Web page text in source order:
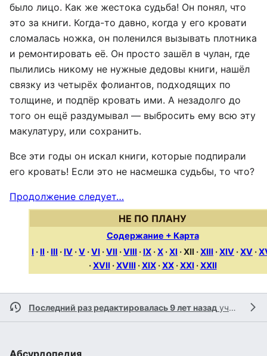
было лицо. Как же жестока судьба! Он понял, что
это за книги. Когда-то давно, когда у его кровати
сломалась ножка, он поленился вызывать плотника
и ремонтировать её. Он просто зашёл в чулан, где
пылились никому не нужные дедовы книги, нашёл
связку из четырёх фолиантов, подходящих по
толщине, и подпёр кровать ими. А незадолго до
того он ещё раздумывал — выбросить ему всю эту
макулатуру, или сохранить.
Все эти годы он искал книги, которые подпирали
его кровать! Если это не насмешка судьбы, то что?
Продолжение следует…
НЕ ПО ПЛАНУ
Содержание + Карта
I · II · III · IV ·V ·VI ·VII ·VIII · IX ·X ·XI ·XII ·XIII ·XIV ·XV ·
·XVII·XVIII·XIX·XX·XXI·XXII
Последний раз редактировалась 9 лет назад участником
Абсурдопедия